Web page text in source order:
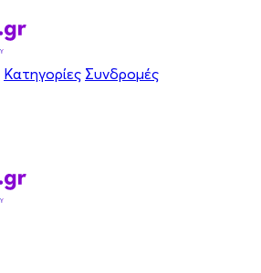
Κατηγορίες Συνδρομές